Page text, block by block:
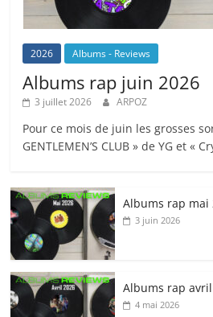
2026 Albums - Reviews
Albums rap juin 2026
3 juillet 2026 ARPOZ
Pour ce mois de juin les grosses
GENTLEMEN’S CLUB » de YG et «
Albums rap mai
3 juin 2026
Albums rap
4 mai 2026